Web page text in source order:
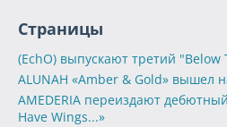
Страницы
(EchO) выпускают третий "Below
ALUNAH «Amber & Gold» вышел
AMEDERIA переиздают
Have Wings...»